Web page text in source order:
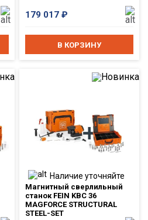
179 017₽
В КОРЗИНУ
Наличие уточняйте
Магнитный сверлильный
станок FEIN KBC 36
MAGFORCE STRUCTURAL
STEEL-SET